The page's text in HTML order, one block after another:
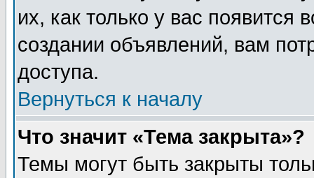
их, как только у вас появится
создании объявлений, вам
доступа.
Вернуться к началу
Что значит «Тема закрыта»?
Темы могут быть закрыты